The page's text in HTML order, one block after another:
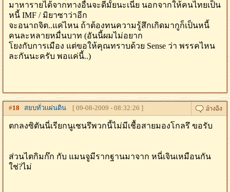
มาหารายได้จากทางอื่นจะดีมั้ยนะเนี่ย นอกจากให้คนไทยเป็น
หนี้ IMF / มิยาซาว่าอีก
จะอนาถจิต..แค่ไหน ถ้าต้องทนความรู้สึกเกิดมากูก็เป็นหนี้
คนละหลายหมื่นบาท (อันนี้ผมไม่อยาก
โยงกับการเมือง แต่ขอให้คุณทราบด้วย Sense ว่า พรรคไหน
ละกันนะครับ พอแค่นี้..)
#18 สยบทั่วเเผ่นดิน [ 09-08-2009 - 08:32:26 ]
ตกลงซิตันนี่เรียกนูเชนรึพวกนี้ไม่มีเชื้อสายมองโกลรึ ขอรับ
ส่วนไตกิมก๊ก กับ แมนจูมีรากฐานมาจาก หนี่เจินเหมือนกัน
ใช่?ไม่